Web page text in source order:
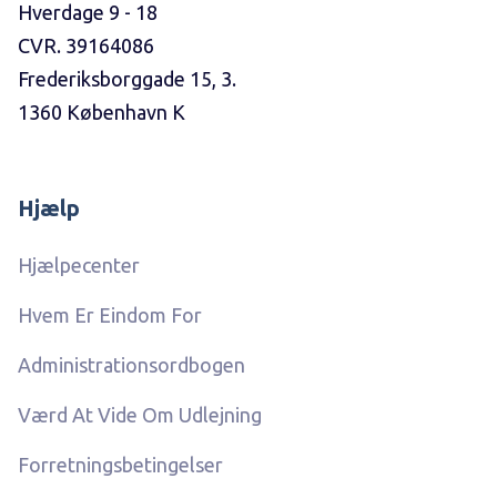
Hverdage 9 - 18
CVR. 39164086
Frederiksborggade 15, 3.
1360 København K
Hjælp
Hjælpecenter
Hvem Er Eindom For
Administrationsordbogen
Værd At Vide Om Udlejning
Forretningsbetingelser